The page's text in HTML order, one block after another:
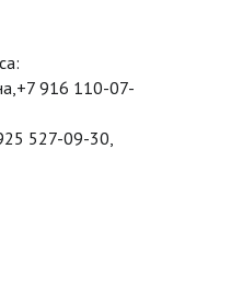
916 110-07-
527-09-30,